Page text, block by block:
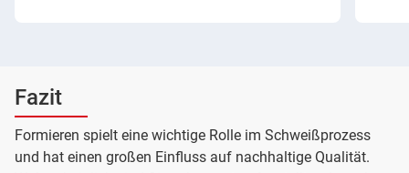
Fazit
Formieren spielt eine wichtige Rolle im Schweißprozess
und hat einen großen Einfluss auf nachhaltige Qualität.